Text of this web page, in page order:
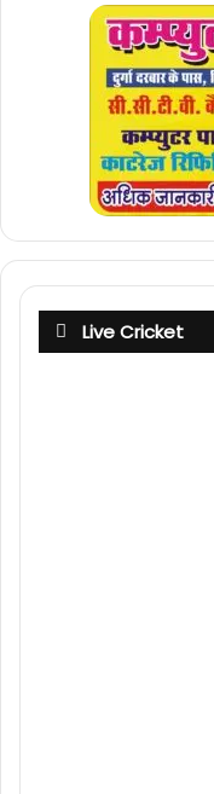
Live Cricket